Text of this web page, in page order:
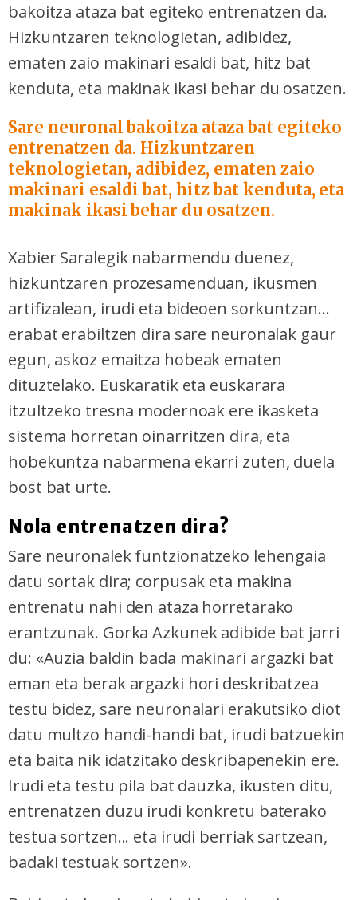
bakoitza ataza bat egiteko entrenatzen da.
Hizkuntzaren teknologietan, adibidez,
ematen zaio makinari esaldi bat, hitz bat
kenduta, eta makinak ikasi behar du osatzen.
Sare neuronal bakoitza ataza bat egiteko
entrenatzen da. Hizkuntzaren
teknologietan, adibidez, ematen zaio
makinari esaldi bat, hitz bat kenduta, eta
makinak ikasi behar du osatzen.
Xabier Saralegik nabarmendu duenez,
hizkuntzaren prozesamenduan, ikusmen
artifizalean, irudi eta bideoen sorkuntzan...
erabat erabiltzen dira sare neuronalak gaur
egun, askoz emaitza hobeak ematen
dituztelako. Euskaratik eta euskarara
itzultzeko tresna modernoak ere ikasketa
sistema horretan oinarritzen dira, eta
hobekuntza nabarmena ekarri zuten, duela
bost bat urte.
Nola entrenatzen dira?
Sare neuronalek funtzionatzeko lehengaia
datu sortak dira; corpusak eta makina
entrenatu nahi den ataza horretarako
erantzunak. Gorka Azkunek adibide bat jarri
du: «Auzia baldin bada makinari argazki bat
eman eta berak argazki hori deskribatzea
testu bidez, sare neuronalari erakutsiko diot
datu multzo handi-handi bat, irudi batzuekin
eta baita nik idatzitako deskribapenekin ere.
Irudi eta testu pila bat dauzka, ikusten ditu,
entrenatzen duzu irudi konkretu baterako
testua sortzen... eta irudi berriak sartzean,
badaki testuak sortzen».